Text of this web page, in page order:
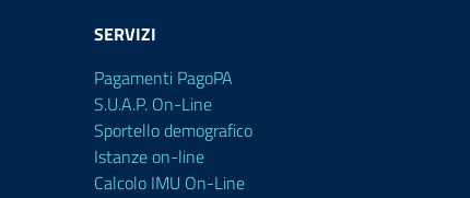
SERVIZI
Pagamenti PagoPA
S.U.A.P. On-Line
Sportello demografico
Istanze on-line
Calcolo IMU On-Line